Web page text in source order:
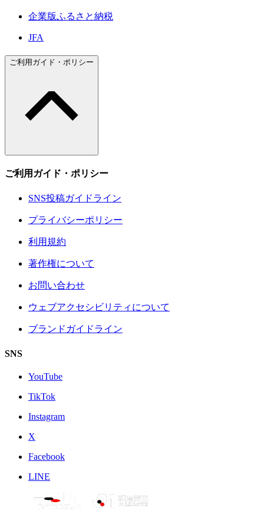
企業版ふるさと納税
JFA
ご利用ガイド・ポリシー
ご利用ガイド・ポリシー
SNS投稿ガイドライン
プライバシーポリシー
利用規約
著作権について
お問い合わせ
ウェブアクセシビリティについて
ブランドガイドライン
SNS
YouTube
TikTok
Instagram
X
Facebook
LINE